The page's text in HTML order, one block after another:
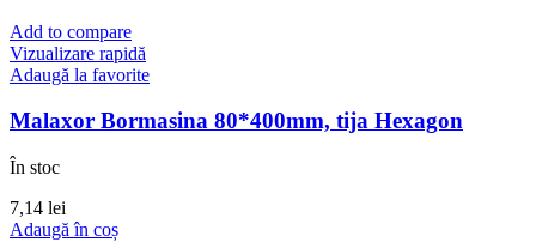
Add to compare
Vizualizare rapidă
Adaugă la favorite
Malaxor Bormasina 80*400mm, tija Hexagon
În stoc
7,14 lei
Adaugă în coș